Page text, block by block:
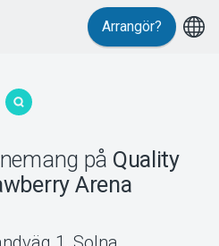
Arrangör?
på Quality
Arena